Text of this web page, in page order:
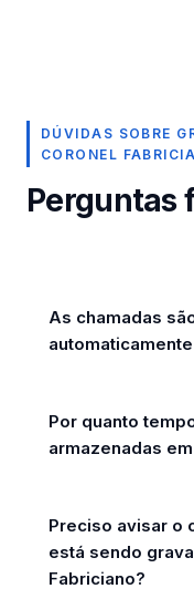
DÚVIDAS SOBRE
CORONEL
Perguntas
As chamadas
Por quanto
armazenadas
Preciso avisar o
está sendo
Fabriciano?